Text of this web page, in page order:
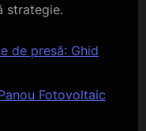
strategie.
de presă: Ghid
Fotovoltaic